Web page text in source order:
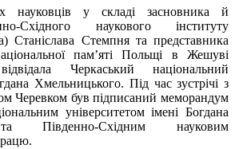
науковців у складі засновника й
Східного наукового інституту
) Станіслава Стемпня та представника
пам’яті Польщі в Жешуві
відвідала Черкаський національний
Хмельницького. Під час зустрічі з
Черевком був підписаний меморандум
університетом імені Богдана
таПівденно-Східним науковим